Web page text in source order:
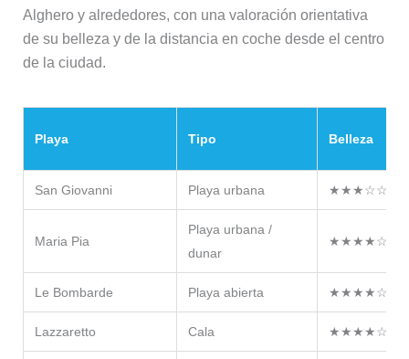
Alghero y alrededores, con una valoración orientativa
de su belleza y de la distancia en coche desde el centro
de la ciudad.
Playa Tipo Belleza
San Giovanni Playa urbana ★★★☆☆
Maria Pia
Playa urbana /
dunar
★★★★☆
Le Bombarde Playa abierta ★★★★☆
Lazzaretto Cala ★★★★☆